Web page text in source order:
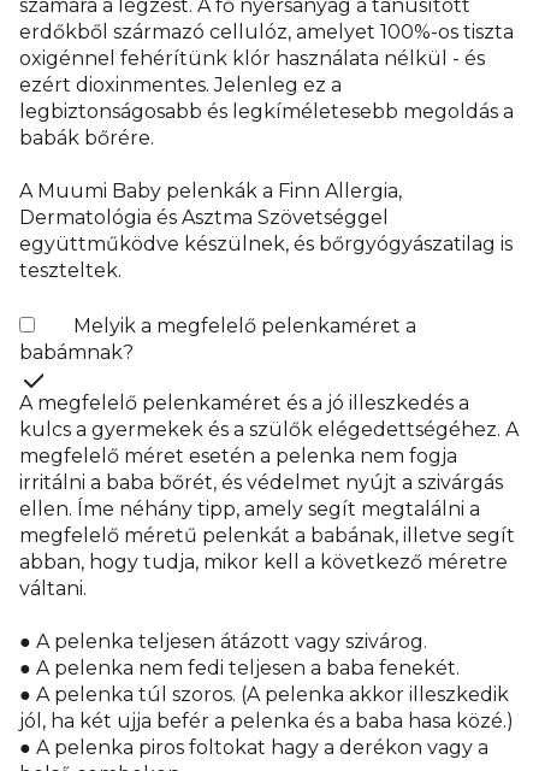
számára a légzést. A fő nyersanyag a tanúsított
erdőkből származó cellulóz, amelyet 100%-os tiszta
oxigénnel fehérítünk klór használata nélkül - és
ezért dioxinmentes. Jelenleg ez a
legbiztonságosabb és legkíméletesebb megoldás a
babák bőrére.
A Muumi Baby pelenkák a Finn Allergia,
Dermatológia és Asztma Szövetséggel
együttműködve készülnek, és bőrgyógyászatilag is
teszteltek.
Melyik a megfelelő pelenkaméret a
babámnak?
A megfelelő pelenkaméret és a jó illeszkedés a
kulcs a gyermekek és a szülők elégedettségéhez. A
megfelelő méret esetén a pelenka nem fogja
irritálni a baba bőrét, és védelmet nyújt a szivárgás
ellen. Íme néhány tipp, amely segít megtalálni a
megfelelő méretű pelenkát a babának, illetve segít
abban, hogy tudja, mikor kell a következő méretre
váltani.
● A pelenka teljesen átázott vagy szivárog.
● A pelenka nem fedi teljesen a baba fenekét.
● A pelenka túl szoros. (A pelenka akkor illeszkedik
jól, ha két ujja befér a pelenka és a baba hasa közé.)
● A pelenka piros foltokat hagy a derékon vagy a